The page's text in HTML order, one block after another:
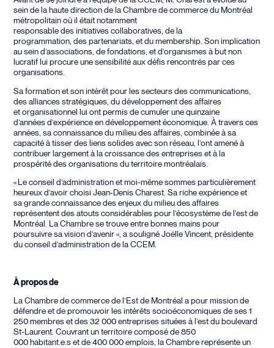
sein de la haute direction de la Chambre de commerce du Montréal
métropolitain où il était notamment
responsable des initiatives collaboratives, de la
programmation, des partenariats, et du membership. Son implication
au sein d’associations, de fondations, et d’organismes à but non
lucratif lui procure une sensibilité aux défis rencontrés par ces
organisations.
Sa formation et son intérêt pour les secteurs des communications,
des alliances stratégiques, du développement des affaires
et organisationnel lui ont permis de cumuler une quinzaine
d’années d’expérience en développement économique. À travers ces
années, sa connaissance du milieu des affaires, combinée à sa
capacité à tisser des liens solides avec son réseau, l’ont amené à
contribuer largement à la croissance des entreprises et à la
prospérité des organisations du territoire montréalais.
« Le conseil d’administration et moi-même sommes particulièrement
heureux d’avoir choisiJean-Denis Charest. Sa riche expérience et
sa grande connaissance des enjeux du milieu des affaires
représentent des atouts considérables pour l’écosystème de l’est de
Montréal. La Chambre se trouve entre bonnes mains pour
poursuivre sa vision d’avenir », a souligné Joëlle Vincent, présidente
du conseil d’administration de la CCEM.
À propos de
La Chambre de commerce de l’Est de Montréal a pour mission de
défendre et de promouvoir les intérêts socioéconomiques de ses 1
250 membres et des 32 000 entreprises situées à l’est du boulevard
St-Laurent. Couvrant un territoire composé de 850
000 habitant.e.s et de 400 000 emplois, la Chambre représente un